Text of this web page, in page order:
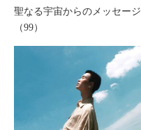
聖なる宇宙からのメッセージ
（99）